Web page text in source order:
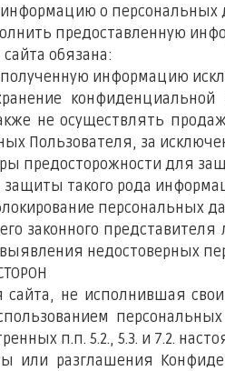
информацию о
предоставленную
обязана:
полученную информацию
не осуществлять
Пользователя, за
предосторожности для
защиты такого рода
персональных
законного
выявления недостоверных
сайта, не исполнившая
п.п. 5.2., 5.3. и 7.2.
или разглашения